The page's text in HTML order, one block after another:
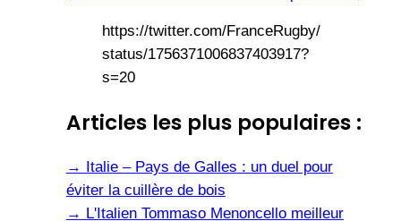
https://twitter.com/FranceRugby/
status/1756371006837403917?
s=20
Articles les plus populaires :
→ Italie – Pays de Galles : un duel pour
éviter la cuillère de bois
→ L'Italien Tommaso Menoncello meilleur